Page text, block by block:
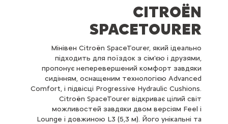
CITROËN
SPACETOURER
Мінівен Citroën SpaceTourer, який ідеально
підходить для поїздок з сім'єю і друзями,
пропонує неперевершений комфорт завдяки
сидінням, оснащеним технологією Advanced
Comfort, і підвісці Progressive Hydraulic Cushions.
Citroën SpaceTourer відкриває цілий світ
можливостей завдяки двом версіям Feel і
Lounge і довжиною L3 (5,3 м). Його унікальні та